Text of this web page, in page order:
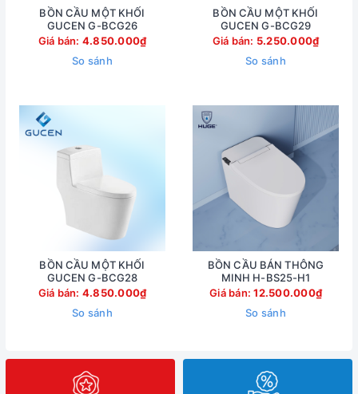
BỒN CẦU MỘT KHỐI
GUCEN G-BCG26
Giá bán: 4.850.000₫
So sánh
BỒN CẦU MỘT KHỐI
GUCEN G-BCG29
Giá bán: 5.250.000₫
So sánh
BỒN CẦU MỘT KHỐI
GUCEN G-BCG28
Giá bán: 4.850.000₫
So sánh
BỒN CẦU BÁN THÔNG
MINH H-BS25-H1
Giá bán:12.500.000₫
So sánh